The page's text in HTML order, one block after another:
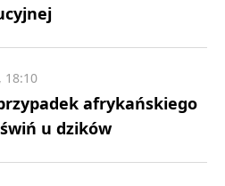
afrykańskiego
u dzików
18:10